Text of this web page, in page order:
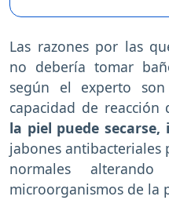
Las razones por las
no debería tomar
según el experto
capacidad de
la piel puede
jabones antibacteriales
normales
microorganismos de la